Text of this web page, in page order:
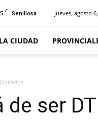
5 C Senillosa jueves, agosto
LA CIUDAD
ser